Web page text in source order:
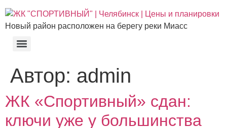
содержимому
Новый район расположен на берегу реки Миасс
Автор: admin
ЖК «Спортивный» сдан:
ключи уже у большинства